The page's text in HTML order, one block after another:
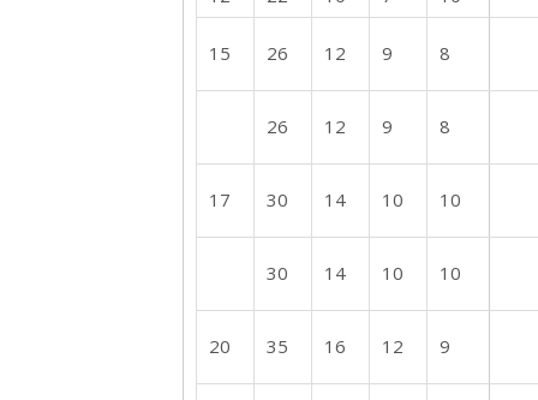
15 26 12 9 8
26 12 9 8
17 30 14 10 10
30 14 10 10
20 35 16 12 9